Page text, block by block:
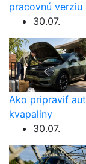
pracovnú verziu
30.07.
Ako pripraviť
kvapaliny
30.07.